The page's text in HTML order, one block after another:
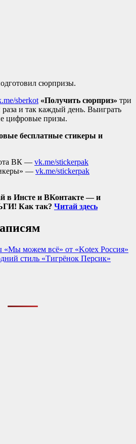
сюрпризы.
sberkot «Получить сюрприз» три
и так каждый день. Выиграть
цифровые призы.
бесплатные стикеры и
ВК — vk.me/stickerpak
— vk.me/stickerpak
в Инсте и ВКонтакте — и
Как так? Читай здесь
можем всё» от «Kotex Россия»
стиль «Тигрёнок Персик»